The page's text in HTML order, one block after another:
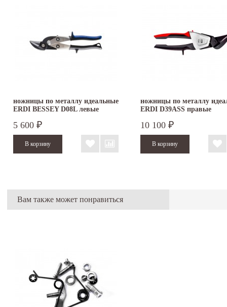
ножницы по металлу идеальные
ERDI BESSEY D08L левые
5 600 ₽
ножницы по металлу
ERDI D39ASS правые
10 100 ₽
Вам также может понравиться